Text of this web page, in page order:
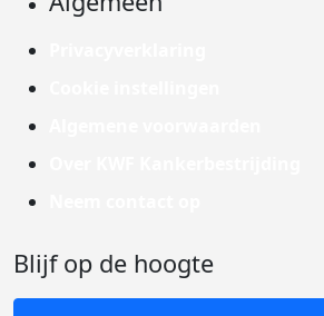
Blijf op de hoogte